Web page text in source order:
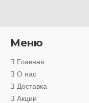
Меню
Главная
О нас
Доставка
Акции